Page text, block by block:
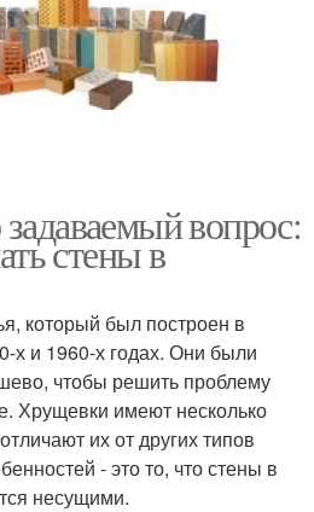
вопрос:
стены в
который был построен в
х и 1960-х годах. Они были
чтобы решить проблему
Хрущевки имеют несколько
их от других типов
- это то, что стены в
несущими.